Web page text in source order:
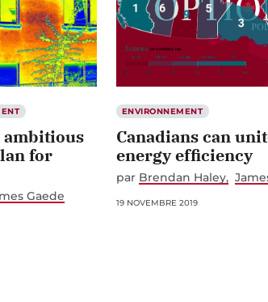
ambitious
for
Gaede
ENVIRONNEMENT
Canadians can
energy efficiency
par Brendan Haley
19 NOVEMBRE 2019